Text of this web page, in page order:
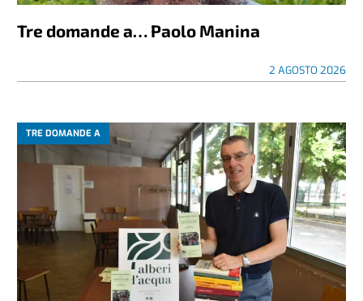
Tre domande a… Paolo Manina
2 AGOSTO 2026
TRE DOMANDE A